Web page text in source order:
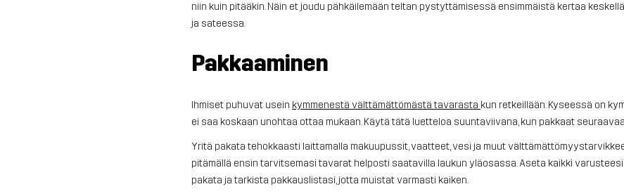
niin kuin pitääkin. Näin et joudu pähkäilemään teltan pystyttämisessä ensimmäistä kertaa
ja sateessa.
Pakkaaminen
Ihmiset puhuvat usein kymmenestä välttämättömästä tavarasta kun retkeillään. Kyseessä on
ei saa koskaan unohtaa ottaa mukaan. Käytä tätä luetteloa suuntaviivana, kun pakkaat
Yritä pakata tehokkaasti laittamalla makuupussit, vaatteet, vesi ja muut
pitämällä ensin tarvitsemasi tavarat helposti saatavilla laukun yläosassa. Aseta kaikki
pakata ja tarkista pakkauslistasi, jotta muistat varmasti kaiken.